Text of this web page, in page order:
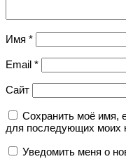
Имя *
Email *
Сайт
Сохранить моё имя,
для последующих моих
Уведомить меня о